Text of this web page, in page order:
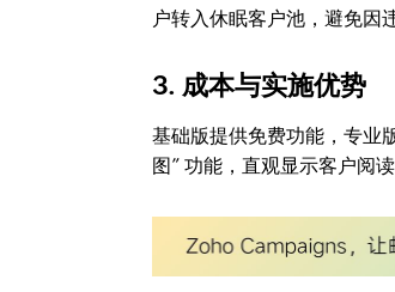
户转入休眠客户池，避免因
3. 成本与实施优势
基础版提供免费功能，专业
图” 功能，直观显示客户阅